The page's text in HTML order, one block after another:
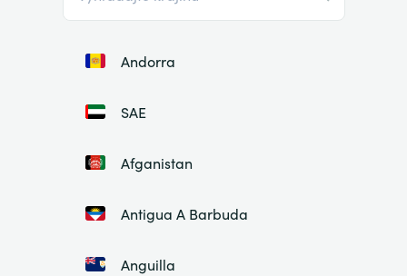
Andorra
SAE
Afganistan
Antigua A Barbuda
Anguilla